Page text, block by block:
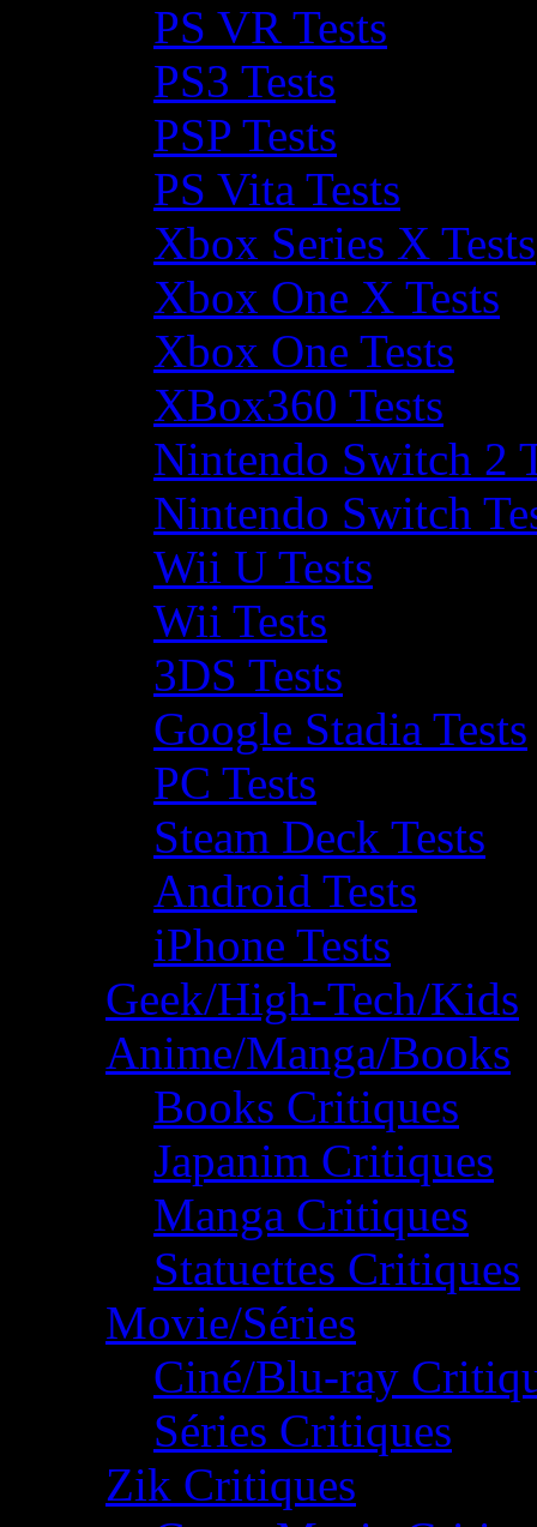
PS VR Tests
PS3 Tests
PSP Tests
PS Vita Tests
Xbox Series X Tests
Xbox One X Tests
Xbox One Tests
XBox360 Tests
Nintendo Switch 2
Nintendo Switch
Wii U Tests
Wii Tests
3DS Tests
Google Stadia Tests
PC Tests
Steam Deck Tests
Android Tests
iPhone Tests
Geek/High-Tech/Kids
Anime/Manga/Books
Books Critiques
Japanim Critiques
Manga Critiques
Statuettes Critiques
Movie/Séries
Ciné/Blu-ray
Séries Critiques
Zik Critiques